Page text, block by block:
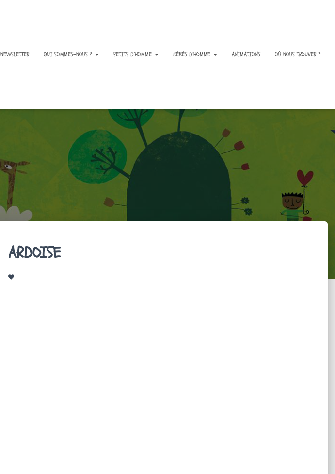
NEWSLETTER QUI SOMMES-NOUS ? PETITS D’HOMME BÉBÉS D’HOMME ANIMATIONS OÙ NOUS TROUVER ?
ARDOISE